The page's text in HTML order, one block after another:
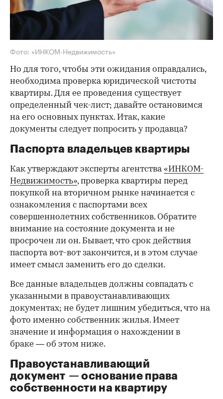
Фото: «ИНКОМ-Недвижимость»
Но для того, чтобы эти ожидания оправдались,
необходима проверка юридической чистоты
квартиры. Для ее проведения существует
определенный чек-лист; давайте остановимся
на его основных пунктах. Итак, какие
документы следует попросить у продавца?
Паспорта владельцев квартиры
Как утверждают эксперты агентства«ИНКОМ-
Недвижимость», проверка квартиры перед
покупкой на вторичном рынке начинается с
ознакомления с паспортами всех
совершеннолетних собственников. Обратите
внимание на состояние документа и не
просрочен ли он. Бывает, что срок действия
паспорта вот-вот закончится, и в этом случае
имеет смысл заменить его до сделки.
00:00 / 00:00
Все данные владельцев должны совпадать с
указанными в правоустанавливающих
документах; не будет лишним убедиться, что на
фото именно собственник жилья. Имеет
значение и информация о нахождении в
браке — об этом ниже.
Правоустанавливающий
документ — основание права
собственности на квартиру